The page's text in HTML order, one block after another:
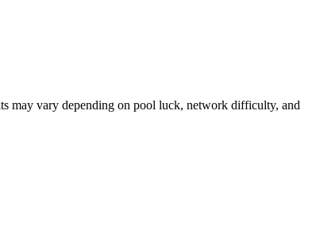
may vary depending on pool luck, network difficulty, and